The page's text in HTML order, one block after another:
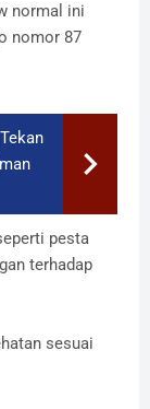
normal ini
nomor 87
pesta
terhadap
sesuai